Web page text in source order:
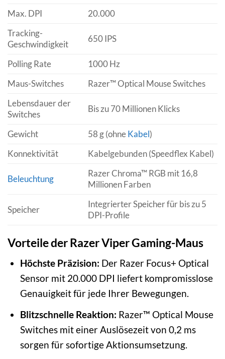
Max. DPI
20.000
Tracking-
Geschwindigkeit
650 IPS
Polling Rate
1000 Hz
Maus-Switches
Razer™ Optical Mouse Switches
Lebensdauer der
Switches
Bis zu 70 Millionen Klicks
Gewicht 58 g (ohneKabel)
Konnektivität
Kabelgebunden (Speedflex Kabel)
Beleuchtung
Razer Chroma™ RGB mit 16,8
Millionen Farben
Speicher
Integrierter Speicher für bis zu 5
DPI-Profile
Vorteile der Razer Viper Gaming-Maus
Höchste Präzision: Der Razer Focus+ Optical
Sensor mit 20.000 DPI liefert kompromisslose
Genauigkeit für jede Ihrer Bewegungen.
Blitzschnelle Reaktion: Razer™ Optical Mouse
Switches mit einer Auslösezeit von 0,2 ms
sorgen für sofortige Aktionsumsetzung.